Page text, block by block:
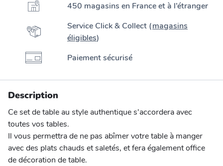
450 magasins en France et à l’étranger
Service Click & Collect (magasins
éligibles)
Paiement sécurisé
Description
Ce set de table au style authentique s'accordera avec
toutes vos tables.
Il vous permettra de ne pas abîmer votre table à manger
avec des plats chauds et saletés, et fera également office
de décoration de table.